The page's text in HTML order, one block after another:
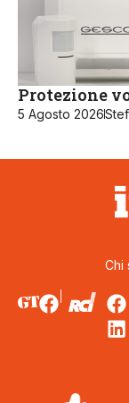
Protezione
5 Agosto 2026
Chi